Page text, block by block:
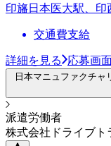
印旛日本医大駅、
交通費支給
詳細を見る 応募画
日本マニュファクチャ
派遣労働者
株式会社ドライブト